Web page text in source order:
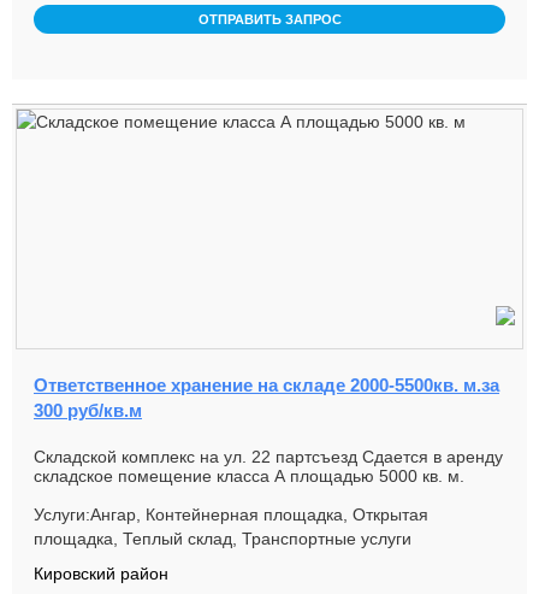
ОТПРАВИТЬ ЗАПРОС
Ответственное хранение на складе 2000-5500кв. м.за
300 руб/кв.м
Складской комплекс на ул. 22 партсъезд Сдается в аренду
складское помещение класса А площадью 5000 кв. м.
Услуги:Ангар, Контейнерная площадка, Открытая
площадка, Теплый склад, Транспортные услуги
Кировский район